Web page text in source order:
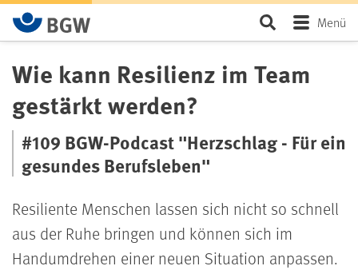
Zum Hauptinhalt springen SeiteMenü
Wie kann Resilienz im Team
gestärkt werden?
#109 BGW-Podcast "Herzschlag - Für ein
gesundes Berufsleben"
Resiliente Menschen lassen sich nicht so schnell
aus der Ruhe bringen und können sich im
Handumdrehen einer neuen Situation anpassen.